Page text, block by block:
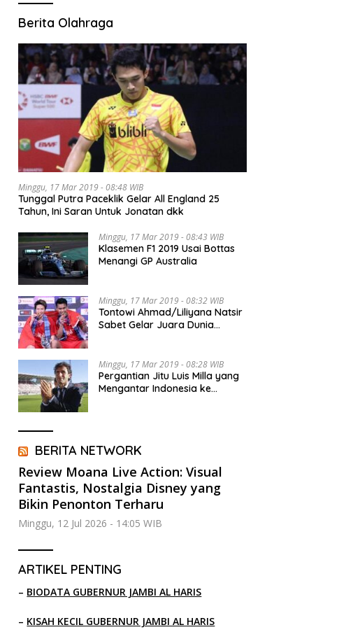
Berita Olahraga
Minggu, 17 Mar 2019 - 08:48 WIB
Tunggal Putra Paceklik Gelar All England 25
Tahun, Ini Saran Untuk Jonatan dkk
Minggu, 17 Mar 2019 - 08:43 WIB
Klasemen F1 2019 Usai Bottas
Menangi GP Australia
Minggu, 17 Mar 2019 - 08:32 WIB
Tontowi Ahmad/Liliyana Natsir
Sabet Gelar Juara Dunia
Minggu, 17 Mar 2019 - 08:28 WIB
Pergantian Jitu Luis Milla yang
Mengantar Indonesia ke
BERITA NETWORK
Review Moana Live Action: Visual
Fantastis, Nostalgia Disney yang
Bikin Penonton Terharu
Minggu, 12 Jul 2026 - 14:05 WIB
ARTIKEL PENTING
– BIODATA GUBERNUR JAMBI AL HARIS
– KISAH KECIL GUBERNUR JAMBI AL HARIS